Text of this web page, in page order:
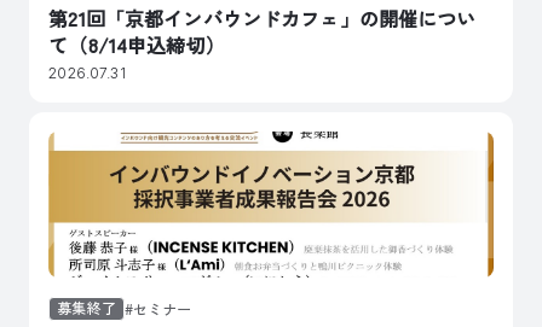
第21回「京都インバウンドカフェ」の開催につい
て（8/14申込締切）
2026.07.31
募集終了 セミナー